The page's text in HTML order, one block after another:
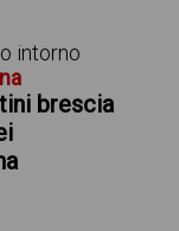
intorno
brescia